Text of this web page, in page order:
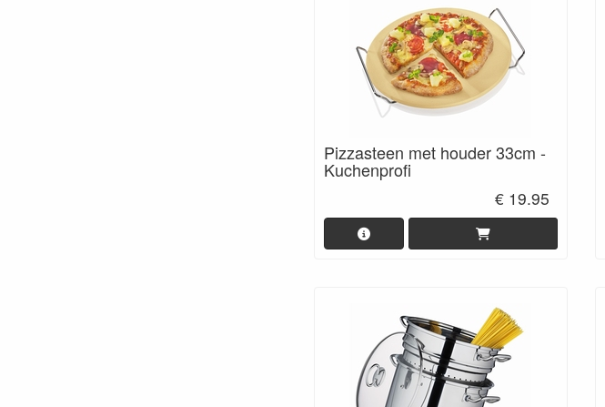
Pizzasteen met houder 33cm -
Kuchenprofi
€ 19.95